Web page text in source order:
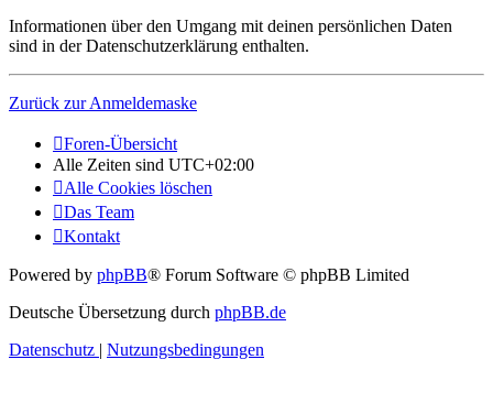
Informationen über den Umgang mit deinen persönlichen Daten
sind in der Datenschutzerklärung enthalten.
Zurück zur Anmeldemaske
Foren-Übersicht
Alle Zeiten sind UTC+02:00
Alle Cookies löschen
Das Team
Kontakt
Powered by phpBB® Forum Software © phpBB Limited
Deutsche Übersetzung durch phpBB.de
Datenschutz | Nutzungsbedingungen